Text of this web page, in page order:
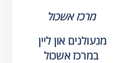
מרכז אשכול
במרכז אשכול